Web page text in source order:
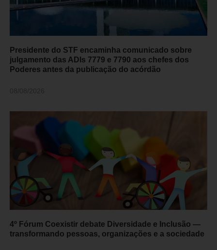
Presidente do STF encaminha comunicado sobre
julgamento das ADIs 7779 e 7790 aos chefes dos
Poderes antes da publicação do acórdão
4º Fórum Coexistir debate Diversidade e Inclusão —
transformando pessoas, organizações e a sociedade